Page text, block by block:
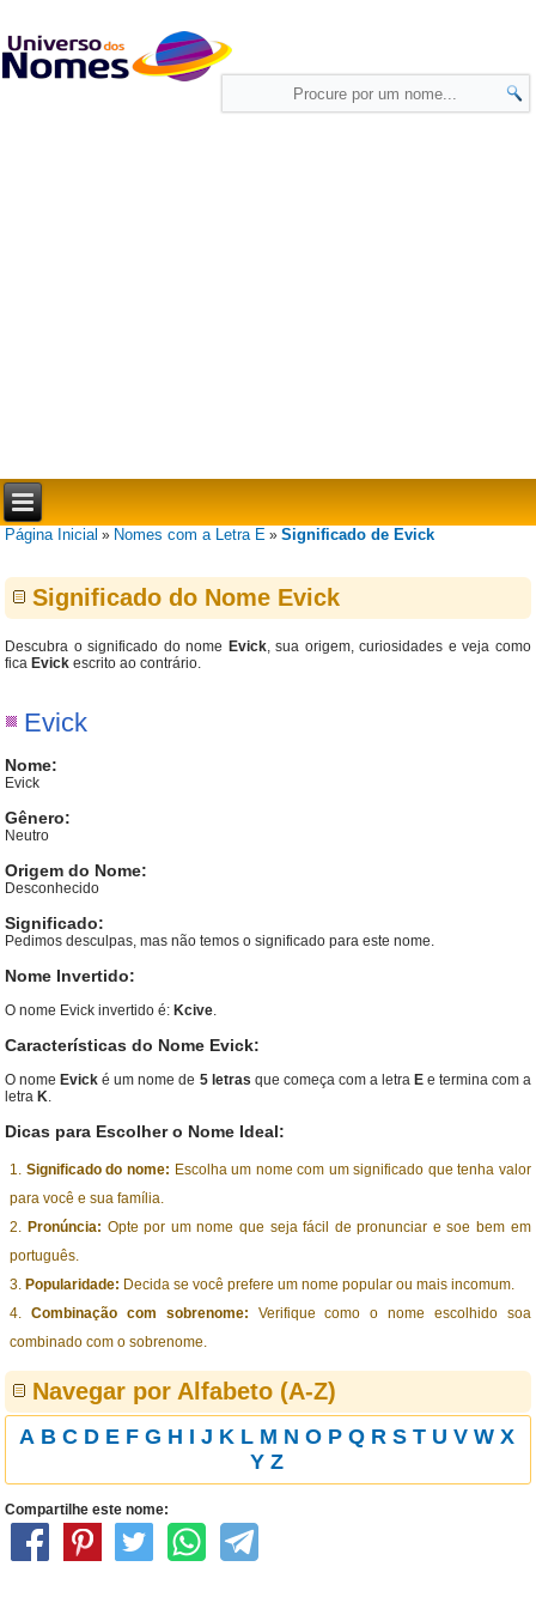
Página Inicial » Nomes com a Letra E »Significado de Evick
Significado do Nome Evick
Descubra o significado do nome Evick, sua origem, curiosidades e veja como
fica Evick escrito ao contrário.
Evick
Nome:
Evick
Gênero:
Neutro
Origem do Nome:
Desconhecido
Significado:
Pedimos desculpas, mas não temos o significado para este nome.
Nome Invertido:
O nome Evick invertido é: Kcive.
Características do Nome Evick:
O nome Evick é um nome de 5 letras que começa com a letra Ee termina com a
letra K.
Dicas para Escolher o Nome Ideal:
Significado do nome: Escolha um nome com um significado que tenha valor
para você e sua família.
Pronúncia: Opte por um nome que seja fácil de pronunciar e soe bem em
português.
Popularidade: Decida se você prefere um nome popular ou mais incomum.
Combinação com sobrenome: Verifique como o nome escolhido soa
combinado com o sobrenome.
Navegar por Alfabeto (A-Z)
A B C D E F G H I J K L M N O P Q R S T U V W X
Y Z
Compartilhe este nome: